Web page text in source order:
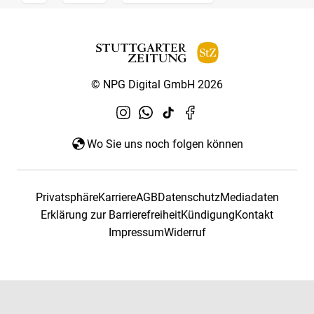
© NPG Digital GmbH 2026
Wo Sie uns noch folgen können
PrivatsphäreKarriereAGBDatenschutzMediadaten
Erklärung zur BarrierefreiheitKündigungKontakt
ImpressumWiderruf